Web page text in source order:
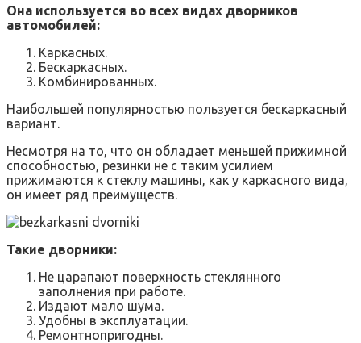
Она используется во всех видах дворников
автомобилей:
Каркасных.
Бескаркасных.
Комбинированных.
Наибольшей популярностью пользуется бескаркасный
вариант.
Несмотря на то, что он обладает меньшей прижимной
способностью, резинки не с таким усилием
прижимаются к стеклу машины, как у каркасного вида,
он имеет ряд преимуществ.
Такие дворники:
Не царапают поверхность стеклянного
заполнения при работе.
Издают мало шума.
Удобны в эксплуатации.
Ремонтнопригодны.